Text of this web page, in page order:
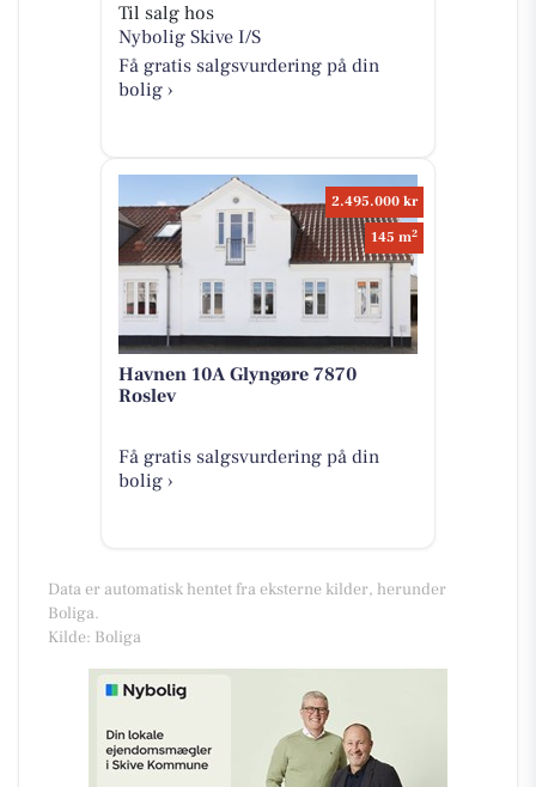
Til salg hos
Nybolig Skive I/S
Få gratis salgsvurdering på din
bolig ›
2.495.000 kr
145 m2
Havnen 10A Glyngøre 7870
Roslev
Få gratis salgsvurdering på din
bolig ›
Data er automatisk hentet fra eksterne kilder, herunder
Boliga.
Kilde: Boliga